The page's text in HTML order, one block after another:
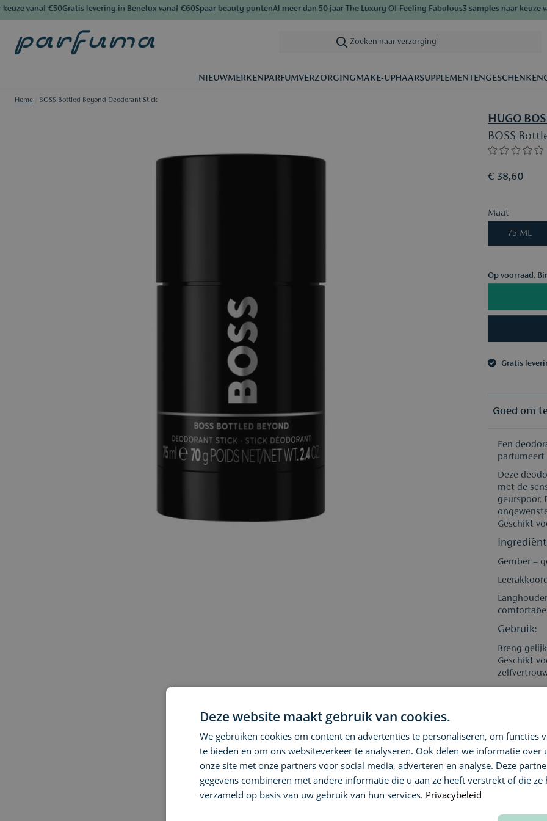
vanaf €50Gratis levering in Benelux vanaf €60Spaar beauty puntenAl meer dan 50 jaar The Luxury Of Feeling Fabulous3 samples naar keuze
Zoeken naar verzorging|
NIEUWMERKEN PARFUMVERZORGINGMAKE-UPHAARSUPPLEMENTENGESCHENKEN
Home BOSS Bottled Beyond Deodorant Stick
HUGO
BOSS
€ 38,60
Maat
75 ML
Op voorraad.
Gratis
Goed om
Een
parfumeert
Deze
met de
geurspoor.
Geschikt
Gember –
Gebruik:
Breng
Geschikt
48 uur
Contactnaam:
E-mailadres:
Deze website maakt gebruik van cookies.
We gebruiken cookies om content en advertenties te personaliseren, om functies
te bieden en om ons websiteverkeer te analyseren. Ook delen we informatie over
onze site met onze partners voor social media, adverteren en analyse. Deze
gegevens combineren met andere informatie die u aan ze heeft verstrekt of die ze
verzameld op basis van uw gebruik van hun services. Privacybeleid